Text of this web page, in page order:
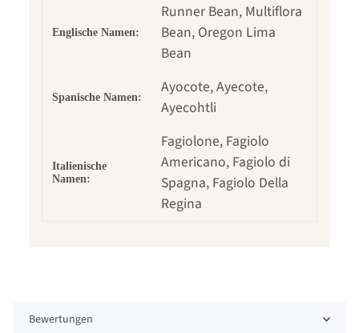
Englische Namen:
Runner Bean, Multiflora
Bean, Oregon Lima
Bean
Spanische Namen:
Ayocote, Ayecote,
Ayecohtli
Italienische
Namen:
Fagiolone, Fagiolo
Americano, Fagiolo di
Spagna, Fagiolo Della
Regina
Bewertungen